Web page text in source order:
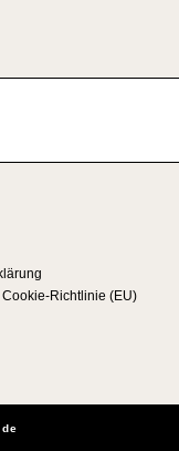
Cookie-Richtlinie (EU)